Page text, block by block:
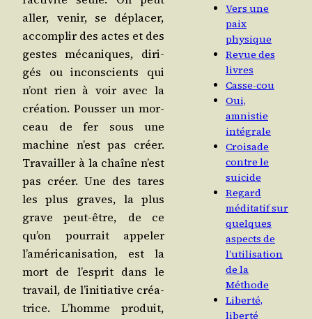
aller, venir, se dépla­cer,
accom­plir des actes et des
gestes méca­niques, diri­
gés ou incons­cients qui
n’ont rien à voir avec la
créa­tion. Pous­ser un mor­
ceau de fer sous une
machine n’est pas créer.
Tra­vailler à la chaîne n’est
pas créer. Une des tares
les plus graves, la plus
grave peut-être, de ce
qu’on pour­rait appe­ler
l’américanisation, est la
mort de l’esprit dans le
tra­vail, de l’initiative créa­
trice. L’homme pro­duit,
Vers une
paix
physique
Revue des
livres
Casse-cou
Oui,
amnistie
intégrale
Croisade
contre le
suicide
Regard
méditatif sur
quelques
aspects de
l’utilisation
de la
Méthode
Liberté,
liberté